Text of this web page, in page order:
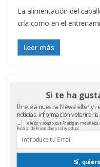
La alimentación del
cría como en el
Leer más
Si te ha
Únete a nuestra Newsletter y
noticias, información
Sí,
He leído y acepto que Arábigan me
Política de Privacidad y la ley actual